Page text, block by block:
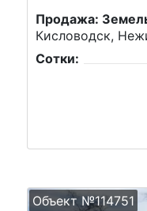
Продажа:
Кисловодск,
Сотки:
Объект №114751